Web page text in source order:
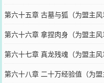
第六十五章 古墓与狐（为盟主风
第六十六章 拿捏肉身（为盟主风
第六十七章 真龙残魂（为盟主风
第六十八章 二十万经验值（为盟